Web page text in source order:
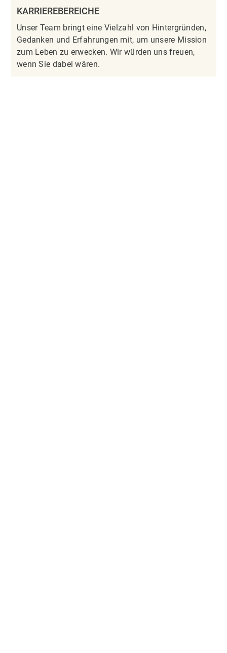
KARRIEREBEREICHE
Unser Team bringt eine Vielzahl von Hintergründen,
Gedanken und Erfahrungen mit, um unsere Mission
zum Leben zu erwecken. Wir würden uns freuen,
wenn Sie dabei wären.